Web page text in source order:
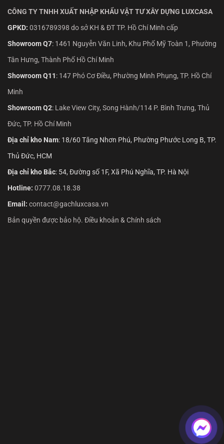
CÔNG TY TNHH XUẤT NHẬP KHẨU VẬT TƯ XÂY DỰNG LUXCASA
GPKD: 0316789398 do sở KH & ĐT TP. Hồ Chí Minh cấp
Showroom Q7: 1461 Nguyễn Văn Linh, Khu Phố Mỹ Toàn 1, Phường
Tân Hưng, Thành Phố Hồ Chí Minh
Showroom Q11: 147 Phó Cơ Điều, Phường Minh Phụng, TP. Hồ Chí
Minh
Showroom Q2: Lake View City, Song Hành/114 P. Bình Trưng, Thủ
Đức, TP. Hồ Chí Minh
Địa chỉ kho Nam: 18/60 Tăng Nhơn Phú, Phường Phước Long B, TP.
Thủ Đức, HCM
Địa chỉ kho Bắc: 54, Đường số 1F, Xã Phú Nghĩa, TP. Hà Nội
Hotline: 0777.08.18.38
Email: contact@gachluxcasa.vn
Bản quyền được bảo hộ. Điều khoản & Chính sách